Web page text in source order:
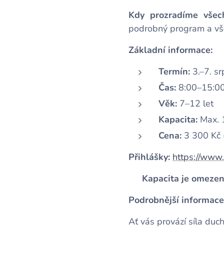
Kdy prozradíme
podrobný program a
Základní informace:
Termín: 3.–7.
Čas:
Věk: 7–12 let
Kapacita: Max.
Cena: 3 300 Kč
Přihlášky: https://
Kapacita je
Podrobnější
Ať vás provází síla